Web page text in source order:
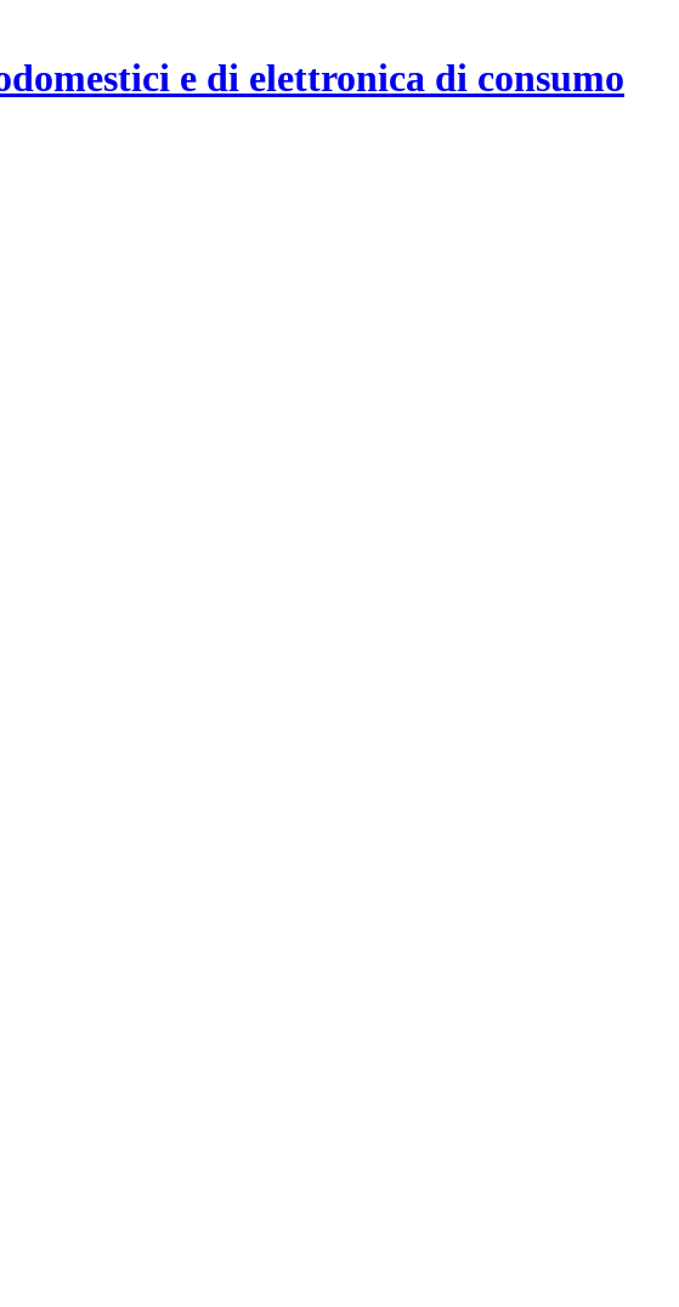
e di elettronica di consumo